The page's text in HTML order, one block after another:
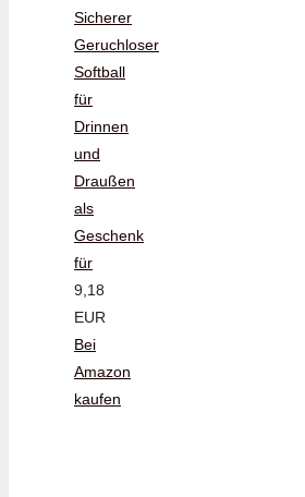
Sicherer
Geruchloser
Softball
für
Drinnen
und
Draußen
als
Geschenk
für
9,18
EUR
Bei
Amazon
kaufen